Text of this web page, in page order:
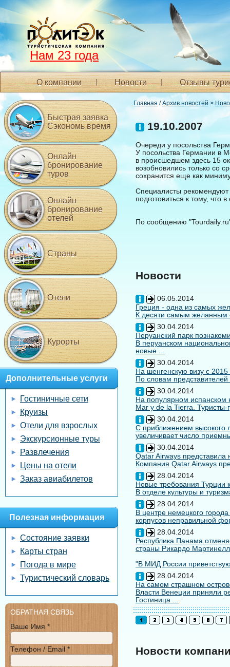
Нам 23 года
О компании Новости Отзывы
Главная /Архив новостей >
19.10.2007
Очереди у посольства
У посольства Германии в
в происшедшем здесь 15
возобновились только со
сохранится еще как
Специалисты
подготовиться к тому, что
По сообщению
Новости
06.05.2014
Греция - одна из самых
К десяти самым желанным
30.04.2014
Перуанский парк
В перуанском
новые ...
30.04.2014
На шенгенскую визу с 2015
По словам
30.04.2014
На популярном испанском
Mar y de la Tierra. Туристы-
30.04.2014
С приближением высокого
увеличивает число
30.04.2014
Qatar Airways
Компания Qatar Airways
28.04.2014
Новые требования Турции
В отделе культуры и
28.04.2014
В центре немецкого
корпусов неправильной
28.04.2014
Республика Панама
страны Рикардо
"В МИД России
28.04.2014
На самом страшном
Власти Венеции приняли
Гостиница ...
Новости
Быстрая заявка
Сэкономь время
Онлайн
бронирование
туров
Онлайн
бронирование
отелей
Страны
Отели
Курорты
Дополнительные услуги
Гостиничные сети
Круизы
Отели для взрослых
Экскурсионные туры
Развлечения
Цены на отели
Заказ авиабилетов
Полезная информация
Состояние заявки
Карты стран
Погода в мире
Туристический словарь
ОБРАТНАЯ СВЯЗЬ
Ваше Имя *
Телефон / Email *